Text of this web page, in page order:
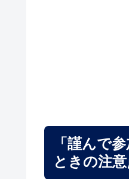
「謹んで
ときの注